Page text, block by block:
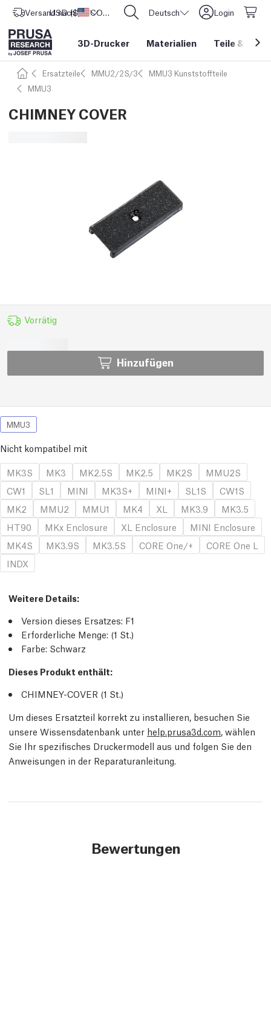
Versand nach Vereinigte Staaten
USD ($) CORE One L: Jetzt auf Lager! Deutsch Login
3D-Drucker Materialien Teile &
Ersatzteile MMU2/2S/3
MMU3 Kunststoffteile
MMU3
CHIMNEY COVER
Vorrätig
Hinzufügen
MMU3
Nicht kompatibel mit
MK3S
MK3 MK2.5S MK2.5 MK2S
MMU2S
CW1
SL1 MINI MK3S+ MINI+ SL1S
CW1S
MK2
MMU2 MMU1 MK4 XL MK3.9
MK3.5
HT90
MKx Enclosure XL Enclosure
MINI Enclosure
MK4S
MK3.9S MK3.5S CORE One/+
CORE One L
INDX
Weitere Details:
Version dieses Ersatzes: F1
Erforderliche Menge: (1 St.)
Farbe: Schwarz
Dieses Produkt enthält:
CHIMNEY-COVER (1 St.)
Um dieses Ersatzteil korrekt zu installieren, besuchen Sie
unsere Wissensdatenbank unter help.prusa3d.com, wählen
Sie Ihr spezifisches Druckermodell aus und folgen Sie den
Anweisungen in der Reparaturanleitung.
Bewertungen